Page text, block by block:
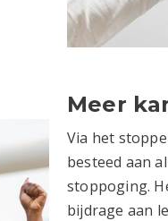
Meer
Via het
besteed aan
stoppoging.
bijdrage aan